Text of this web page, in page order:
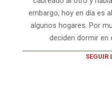
embargo, hoy en día es
algunos hogares. Por
deciden dormir en
SEGUIR